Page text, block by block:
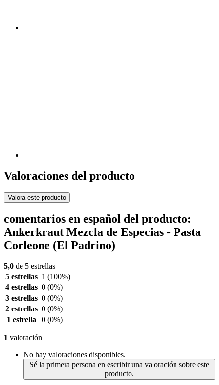
Valoraciones del producto
Valora este producto
comentarios en español del producto:
Ankerkraut Mezcla de Especias - Pasta
Corleone (El Padrino)
5,0 de 5 estrellas
5 estrellas 1 (100%)
4 estrellas 0 (0%)
3 estrellas 0 (0%)
2 estrellas 0 (0%)
1 estrella
0 (0%)
1 valoración
No hay valoraciones disponibles.
Sé la primera persona en escribir una valoración sobre este
producto.